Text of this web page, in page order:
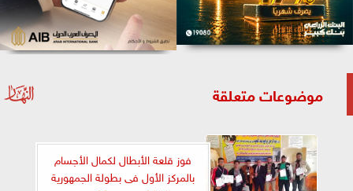
موضوعات متعلقة
فوز قلعة الأبطال لكمال الأجسام
بالمركز الأول فى بطولة الجمهورية